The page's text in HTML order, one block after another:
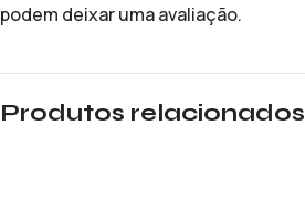
podem deixar uma avaliação.
Produtos relacionados